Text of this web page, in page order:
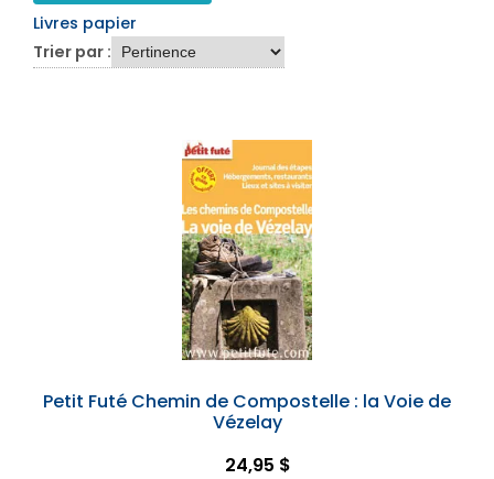
Livres papier
Trier par :
Petit Futé Chemin de Compostelle : la Voie de
Vézelay
24,95 $